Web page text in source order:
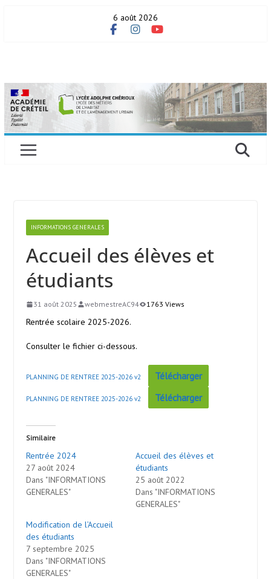
6 août 2026
INFORMATIONS GENERALES
Accueil des élèves et
étudiants
31 août 2025 webmestreAC94 1763 Views
Rentrée scolaire 2025-2026.
Consulter le fichier ci-dessous.
PLANNING DE RENTREE 2025-2026 v2 Télécharger
PLANNING DE RENTREE 2025-2026 v2 Télécharger
Similaire
Rentrée 2024
27 août 2024
Dans "INFORMATIONS
GENERALES"
Accueil des élèves et
étudiants
25 août 2022
Dans "INFORMATIONS
GENERALES"
Modification de l’Accueil
des étudiants
7 septembre 2025
Dans "INFORMATIONS
GENERALES"